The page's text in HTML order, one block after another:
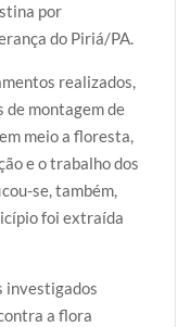
por
do Piriá/PA.
realizados,
de montagem de
meio a floresta,
e o trabalho dos
se, também,
foi extraída
investigados
a flora